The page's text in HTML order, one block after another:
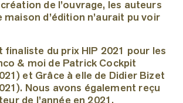
de l’ouvrage, les auteurs
maison d’édition n’aurait pu voir
du prix HIP 2021 pour les
& moi de Patrick Cockpit
et Grâce à elle de Didier Bizet
Nous avons également reçu